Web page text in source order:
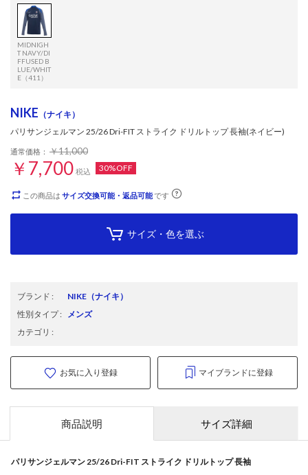
MIDNIGH
T NAVY/DI
FFUSED B
LUE/WHIT
E（411）
NIKE （ナイキ）
パリサンジェルマン 25/26 Dri-FIT ストライク ドリルトップ 長袖(ネイビー)
通常価格： ￥11,000
￥7,700 税込 30%OFF
この商品は サイズ交換可能・返品可能です
サイズ・色を選ぶ
ブランド : NIKE （ナイキ）
性別タイプ: メンズ
カテゴリ :
お気に入り登録 マイブランドに登録
商品説明 サイズ詳細
パリサンジェルマン 25/26 Dri-FIT ストライク ドリルトップ 長袖